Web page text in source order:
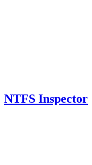
NTFS Inspector